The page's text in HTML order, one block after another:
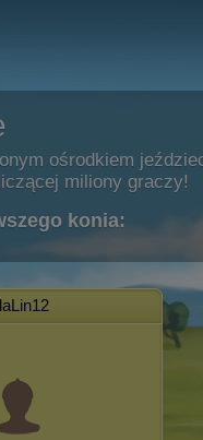
ośrodkiem
miliony graczy!
konia: